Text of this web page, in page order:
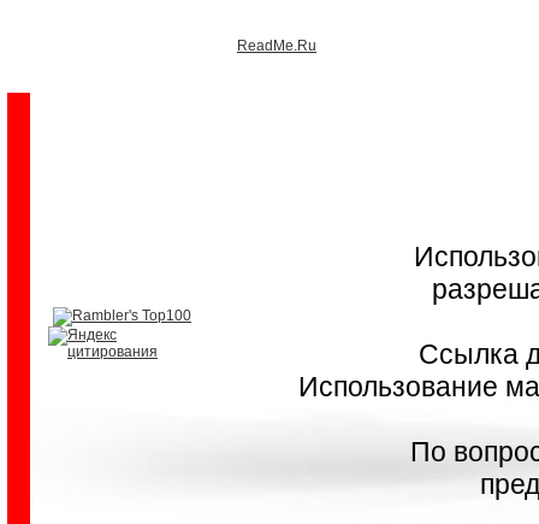
ReadMe.Ru
Ссылка
Использование
По